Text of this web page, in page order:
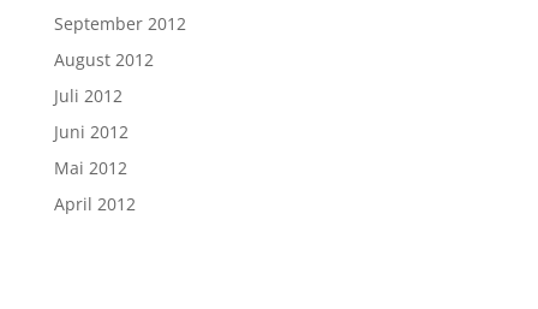
September 2012
August 2012
Juli 2012
Juni 2012
Mai 2012
April 2012